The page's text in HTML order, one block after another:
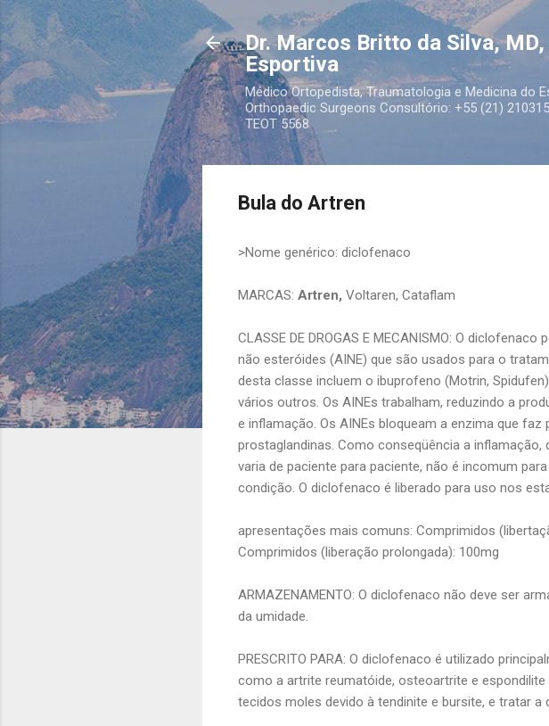
Pular
Dr. Marcos Britto da Silva,
Esportiva
Médico Ortopedista, Traumatologia e Medicina do
Orthopaedic Surgeons Consultório: +55 (21)
TEOT 5568
Bula do Artren
>Nome genérico: diclofenaco
MARCAS: Artren, Voltaren, Cataflam
CLASSE DE DROGAS E MECANISMO: O
não esteróides (AINE) que são usados ​​para o
desta classe incluem o ibuprofeno (Motrin,
vários outros. Os AINEs trabalham, reduzindo a
e inflamação. Os AINEs bloqueam a enzima que
prostaglandinas. Como conseqüência a
varia de paciente para paciente, não é incomum
condição. O diclofenaco é liberado para uso nos
apresentações mais comuns: Comprimidos
Comprimidos (liberação prolongada): 100mg
ARMAZENAMENTO: O diclofenaco não deve ser
da umidade.
PRESCRITO PARA: O diclofenaco é utilizado
como a artrite reumatóide, osteoartrite e
tecidos moles devido à tendinite e bursite, e tratar a